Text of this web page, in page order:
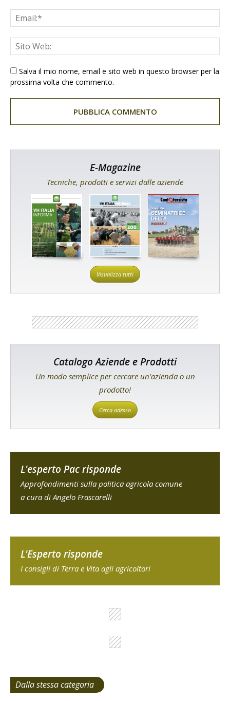
Salva il mio nome, email e sito web in questo browser per la
prossima volta che commento.
E-Magazine
Tecniche, prodotti e servizi dalle aziende
Visualizza tutti
Catalogo Aziende e Prodotti
Un modo semplice per cercare un'azienda o un
prodotto!
Cerca adesso
L'esperto Pac risponde
Approfondimenti sulla politica agricola comune
a cura di Angelo Frascarelli
L'Esperto risponde
I consigli di Terra e Vita agli agricoltori
Dalla stessa categoria